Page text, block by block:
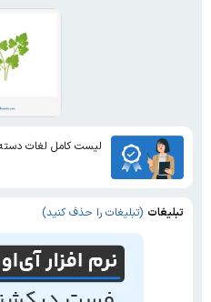
لیست کامل لغات
تبلیغات (تبلیغات را حذف کنید)